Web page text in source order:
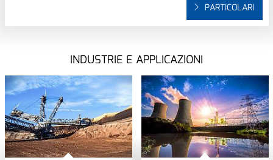
PARTICOLARI
INDUSTRIE E APPLICAZIONI